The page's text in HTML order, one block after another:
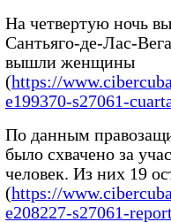
На четвертую ночь
Сантьяго-де-Лас-
вышли женщины
(https://
e199370-s27061-
По данным
было схвачено за
человек. Из них 19
(https://
e208227-s27061-